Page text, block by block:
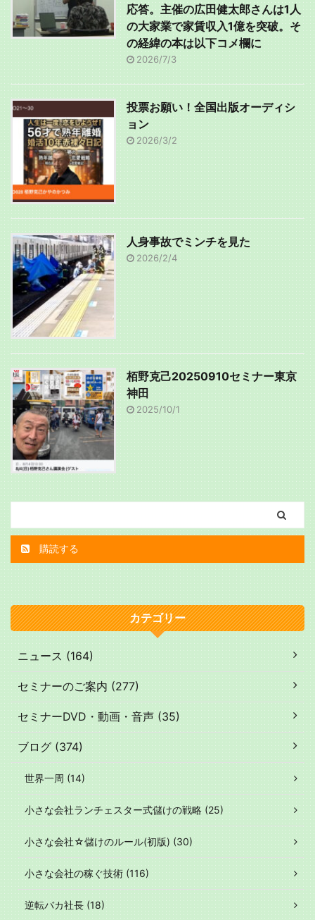
応答。主催の広田健太郎さんは1人
の大家業で家賃収入1億を突破。そ
の経緯の本は以下コメ欄に
2026/7/3
投票お願い！全国出版オーディシ
ョン
2026/3/2
人身事故でミンチを見た
2026/2/4
栢野克己20250910セミナー東京
神田
2025/10/1
購読する
カテゴリー
ニュース (164)
セミナーのご案内 (277)
セミナーDVD・動画・音声 (35)
ブログ (374)
世界一周 (14)
小さな会社ランチェスター式儲けの戦略 (25)
小さな会社☆儲けのルール(初版) (30)
小さな会社の稼ぐ技術 (116)
逆転バカ社長 (18)